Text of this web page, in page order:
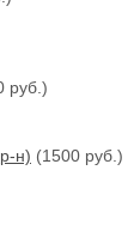
руб.)
н) (1500 руб.)